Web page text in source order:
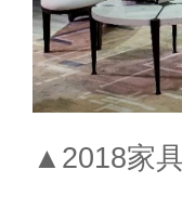
▲2018家